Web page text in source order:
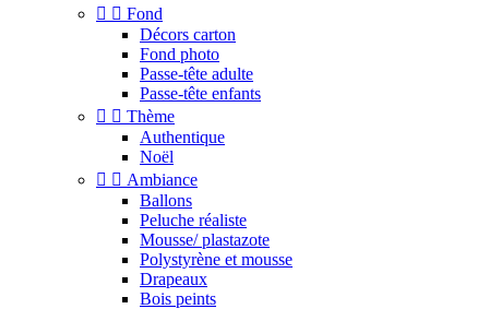
  Fond
Décors carton
Fond photo
Passe-tête adulte
Passe-tête enfants
  Thème
Authentique
Noël
  Ambiance
Ballons
Peluche réaliste
Mousse/ plastazote
Polystyrène et mousse
Drapeaux
Bois peints